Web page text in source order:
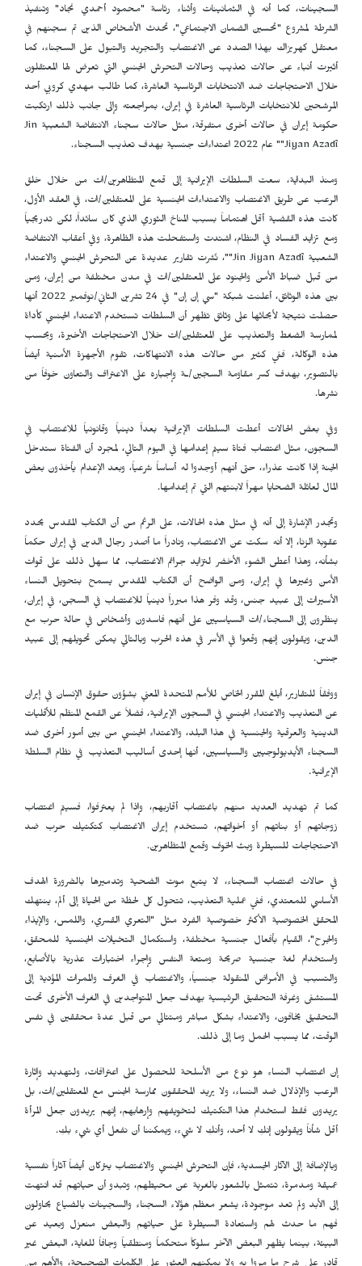
السجينات، كما أنه في الثمانينات وأثناء رئاسة "محمود أحمدي نجاد" وتنفيذ
الشرطة لمشروع "تحسين الضمان الاجتماعي"، تحدث الأشخاص الذين تم سجنهم في
معتقل كهريزاك بهذا الصدد عن الاغتصاب والتجريد والتبول على السجناء، كما
أثيرت أنباء عن حالات تعذيب وحالات التحرش الجنسي التي تعرض لها المعتقلون
خلال الاحتجاجات ضد الانتخابات الرئاسية العاشرة، كما طالب مهدي كروبي أحد
المرشحين للانتخابات الرئاسية العاشرة في إيران، بمراجعته وإلى جانب ذلك ارتكبت
حكومة إيران في حالات أخرى متفرقة، مثل حالات سجناء الانتفاضة الشعبية Jin
Jiyan Azadî"" عام 2022 اعتداءات جنسية بهدف تعذيب السجناء.
ومنذ البداية، سعت السلطات الإيرانية إلى قمع المتظاهرين/ات من خلال خلق
الرعب عن طريق الاغتصاب والاعتداءات الجنسية على المعتقلين/ات، في العقد الأول،
كانت هذه القضية أقل اهتماماً بسبب المناخ الثوري الذي كان سائداً، لكن تدريجياً
ومع تزايد الفساد في النظام، اشتدت واستفحلت هذه الظاهرة، وفي أعقاب الانتفاضة
الشعبية Jin Jiyan Azadî""، نُشرت تقارير عديدة عن التحرش الجنسي والاعتداء
من قبل ضباط الأمن والجنود على المعتقلين/ات في مدن مختلفة من إيران، ومن
بين هذه الوثائق، أعلنت شبكة "سي إن إن" في 24 تشرين الثاني/نوفمبر 2022 أنها
حصلت نتيجة لأبحاثها على وثائق تظهر أن السلطات تستخدم الاعتداء الجنسي كأداة
لممارسة الضغط والتعذيب على المعتقلين/ات خلال الاحتجاجات الأخيرة، وبحسب
هذه الوكالة، ففي كثير من حالات هذه الانتهاكات، تقوم الأجهزة الأمنية أيضاً
بالتصوير، بهدف كسر مقاومة السجين/ـة وإجباره على الاعتراف والتعاون خوفاً من
نشرها.
وفي بعض الحالات أعطت السلطات الإيرانية بعداً دينياً وقانونياً للاغتصاب في
السجون، مثل اغتصاب فتاة سيتم إعدامها في اليوم التالي، لمجرد أن الفتاة ستدخل
الجنة إذا كانت عذراء، حتى أنهم أوجدوا له أساساً شرعياً، وبعد الإعدام يأخذون بعض
المال لعائلة الضحايا مهراً لابنتهم التي تم إعدامها.
وتجدر الإشارة إلى أنه في مثل هذه الحالات، على الرغم من أن الكتاب المقدس يحدد
عقوبة الزنا، إلا أنه سكت عن الاغتصاب، ونادراً ما أصدر رجال الدين في إيران حكماً
بشأنه، وهذا أعطى الضوء الأخضر لتزايد جرائم الاغتصاب، مما سهل ذلك على قوات
الأمن وغيرها في إيران، ومن الواضح أن الكتاب المقدس يسمح بتحويل النساء
الأسيرات إلى عبيد جنس، وقد وفر هذا مبرراً دينياً للاغتصاب في السجن، في إيران،
ينظرون إلى السجناء/ات السياسيين على أنهم فاسدون وأشخاص في حالة حرب مع
الدين، ويقولون إنهم وقعوا في الأسر في هذه الحرب وبالتالي يمكن تحويلهم إلى عبيد
جنس.
ووفقاً للتقارير، أبلغ المقرر الخاص للأمم المتحدة المعني بشؤون حقوق الإنسان في إيران
عن التعذيب والاعتداء الجنسي في السجون الإيرانية، فضلاً عن القمع المنظم للأقليات
الدينية والعرقية والجنسية في هذا البلد، والاعتداء الجنسي من بين أمور أخرى ضد
السجناء الأيديولوجيين والسياسيين، أنها إحدى أساليب التعذيب في نظام السلطة
الإيرانية.
كما تم تهديد العديد منهم باغتصاب أقاربهم، وإذا لم يعترفوا، فسيتم اغتصاب
زوجاتهم أو بناتهم أو أخواتهم، تستخدم إيران الاغتصاب كتكتيك حرب ضد
الاحتجاجات للسيطرة وبث الخوف وقمع المتظاهرين.
في حالات اغتصاب السجناء، لا يتبع موت الضحية وتدميرها بالضرورة الهدف
الأساسي للمعتدي، ففي عملية التعذيب، تتحول كل لحظة من الحياة إلى ألم، ينتهك
المحقق الخصوصية الأكثر خصوصية الفرد مثل "التعري القسري، واللمس، والإيذاء
والجرح"، القيام بأفعال جنسية مختلفة، واستكمال التخيلات الجنسية للمحقق،
واستخدام لغة جنسية صريحة ومتعة النفس وإجراء اختبارات عذرية بالأصابع،
والتسبب في الأمراض المنقولة جنسياً، والاغتصاب في الغرف والممرات المؤدية إلى
المستشفى وغرفة التحقيق الرئيسية بهدف جعل المتواجدين في الغرف الأخرى تحت
التحقيق يخافون، والاعتداء بشكل مباشر ومتتالي من قبل عدة محققين في نفس
الوقت، مما يسبب الحمل وما إلى ذلك.
إن اغتصاب النساء هو نوع من الأسلحة للحصول على اعترافات، ولتهديد وإثارة
الرعب والإذلال ضد النساء، ولا يريد المحققون ممارسة الجنس مع المعتقلين/ات، بل
يريدون فقط استخدام هذا التكتيك لتخويفهم وإرهابهم، إنهم يريدون جعل المرأة
أقل شأناً ويقولون إنكِ لا أحد، وأنكِ لا شيء، ويمكننا أن نفعل أي شيء بكِ.
وبالإضافة إلى الآثار الجسدية، فإن التحرش الجنسي والاغتصاب يتركان أيضاً آثاراً نفسية
عميقة ومدمرة، تتمثل بالشعور بالغربة عن محيطهم، وتبدو أن حياتهم قد انتهت
إلى الأبد ولم تعد موجودة، يشعر معظم هؤلاء السجناء والسجينات بالضياع يحاولون
فهم ما حدث لهم واستعادة السيطرة على حياتهم والبعض منعزل وبعيد عن
البيئة، بينما يظهر البعض الآخر سلوكاً متحكماً ومنطقياً وجافاً للغاية، البعض غير